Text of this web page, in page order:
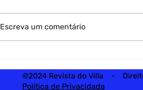
Escreva um comentário
©2024 Revista do Villa -
Política de Privacidade